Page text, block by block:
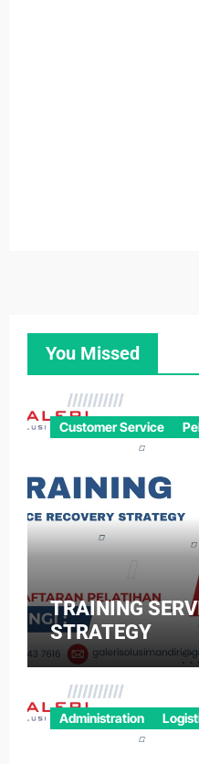
You Missed
Customer Service
TRAINING
STRATEGY
Administration